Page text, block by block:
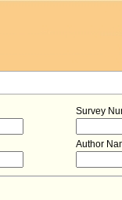
Survey
Author